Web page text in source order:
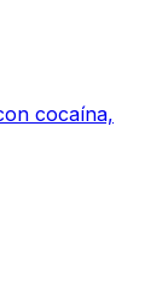
cocaína,